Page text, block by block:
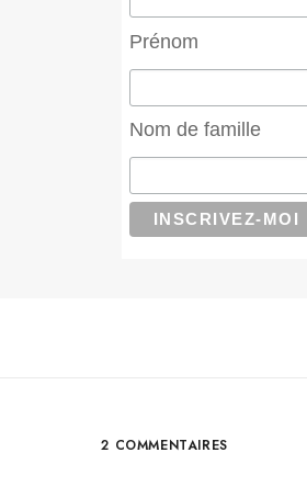
Prénom
Nom de famille
2 COMMENTAIRES